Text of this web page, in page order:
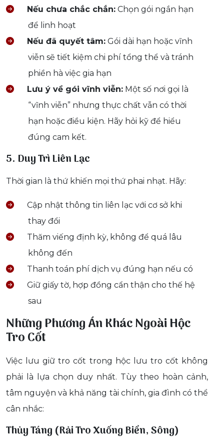
Nếu chưa chắc chắn: Chọn gói ngắn hạn
để linh hoạt
Nếu đã quyết tâm: Gói dài hạn hoặc vĩnh
viễn sẽ tiết kiệm chi phí tổng thể và tránh
phiền hà việc gia hạn
Lưu ý về gói vĩnh viễn: Một số nơi gọi là
“vĩnh viễn” nhưng thực chất vẫn có thời
hạn hoặc điều kiện. Hãy hỏi kỹ để hiểu
đúng cam kết.
5. Duy Trì Liên Lạc
Thời gian là thứ khiến mọi thứ phai nhạt. Hãy:
Cập nhật thông tin liên lạc với cơ sở khi
thay đổi
Thăm viếng định kỳ, không để quá lâu
không đến
Thanh toán phí dịch vụ đúng hạn nếu có
Giữ giấy tờ, hợp đồng cẩn thận cho thế hệ
sau
Những Phương Án Khác Ngoài Hộc
Tro Cốt
Việc lưu giữ tro cốt trong hộc lưu tro cốt không
phải là lựa chọn duy nhất. Tùy theo hoàn cảnh,
tâm nguyện và khả năng tài chính, gia đình có thể
cân nhắc:
Thủy Táng (Rải Tro Xuống Biển, Sông)